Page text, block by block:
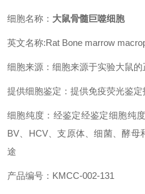
细胞名称： 大鼠骨髓巨噬细胞
英文名称:Rat Bone marrow
细胞来源：细胞来源于实验大鼠的
提供细胞鉴定：提供免疫荧光鉴定
细胞纯度：经鉴定经鉴定细胞纯
BV、HCV、支原体、细菌、酵母
途
产品编号：KMCC-002-131